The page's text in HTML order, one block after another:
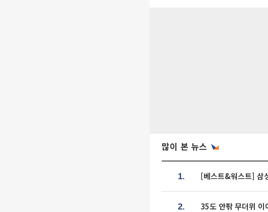
많이 본 뉴스
1. [베스트&워스트] 삼
2. 35도 안팎 무더위